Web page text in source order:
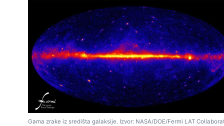
Gama zrake iz središta galaksije. Izvor: NASA/DOE/Fermi LAT